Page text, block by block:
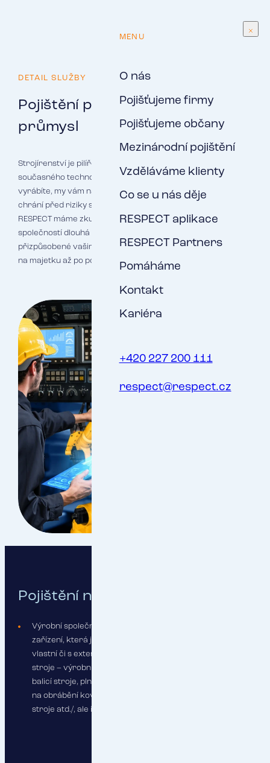
MENU
O nás
Pojišťujeme firmy
Pojišťujeme občany
Mezinárodní pojištění
Vzděláváme klienty
Co se u nás děje
RESPECT aplikace
RESPECT Partners
Pomáháme
Kontakt
Kariéra
+420 227 200 111
respect@respect.cz
DETAIL SLUŽBY
Pojištění pro strojírenství a
průmysl
Strojírenství je pilířem nejen průmyslové revoluce, ale i
současného technologického věku. Ať už inovujete či
vyrábíte, my vám nabízíme pojistnou ochranu, která vás
chrání před riziky spojenými s výrobou a dodávkami. V
RESPECT máme zkušenosti s pojišťováním strojírenských
společností dlouhá léta. Nabídneme vám pojištění
přizpůsobené vašim specifickým potřebám - od pokrytí škod
na majetku až po pojištění odpovědnosti.
Pojištění na míru sestavíme pro:
Výrobní společnosti využívající strojní nebo elektronická
zařízení, která jsou součástí jejich běžného provozu s
vlastní či s externí údržbou /např. stacionární i mobilní
stroje – výrobní linky, technologické celky, CNC stroje,
balicí stroje, plnicí zařízení, klimatizační zařízení, stroje
na obrábění kovů, papírenské stroje, dřevoobráběcí
stroje atd./, ale i elektronika.